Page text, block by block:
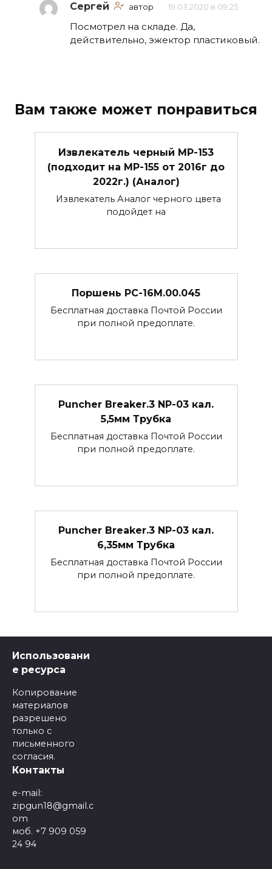
Сергей автор 19.03.2020 в 09:25
Посмотрел на складе. Да,
действительно, эжектор пластиковый.
Вам также может понравиться
Извлекатель черный МР-153
(подходит на МР-155 от 2016г до
2022г.) (Аналог)
Извлекатель Аналог черного цвета
подойдет на
Поршень РС-16М.00.045
Бесплатная доставка Почтой России
при полной предоплате.
Puncher Breaker.3 NP-03 кал.
5,5мм Трубка
Бесплатная доставка Почтой России
при полной предоплате.
Puncher Breaker.3 NP-03 кал.
6,35мм Трубка
Бесплатная доставка Почтой России
при полной предоплате.
Использовани
е ресурса
Копирование
материалов
разрешено
только с
письменного
согласия.
Контакты
e-mail:
zipgun18@gmail.c
om
моб. +7 909 059
24 94